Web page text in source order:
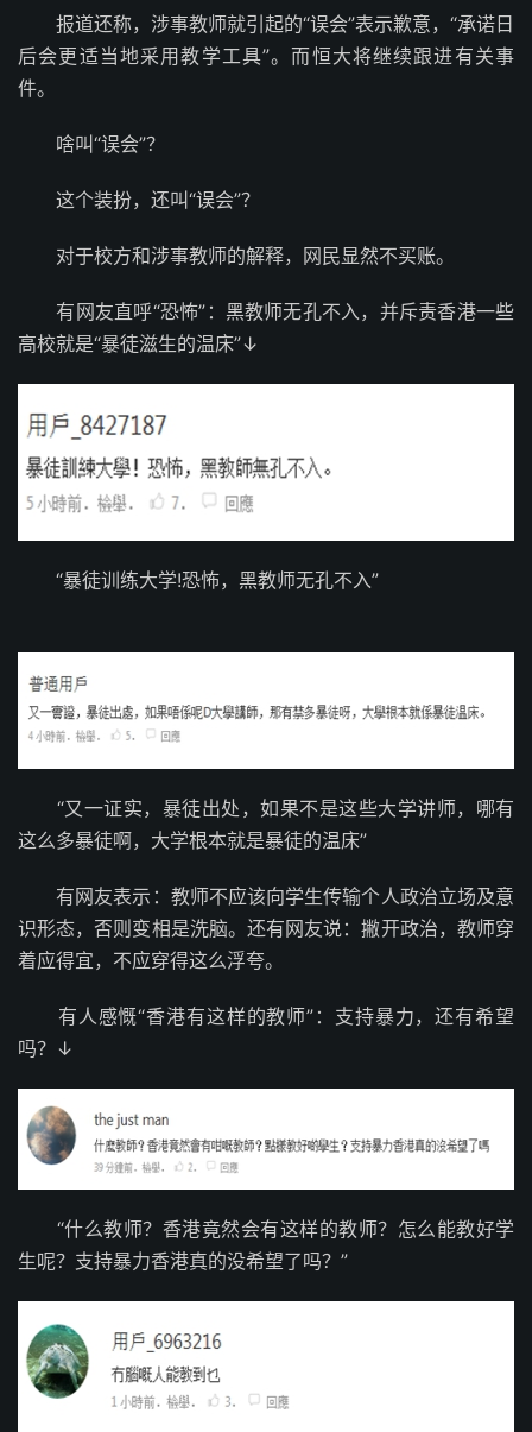
报道还称，涉事教师就引起的“误会”表示歉意，“承诺日
后会更适当地采用教学工具”。而恒大将继续跟进有关事
件。
啥叫“误会”？
这个装扮，还叫“误会”？
对于校方和涉事教师的解释，网民显然不买账。
有网友直呼“恐怖”：黑教师无孔不入，并斥责香港一些
高校就是“暴徒滋生的温床”↓
“暴徒训练大学!恐怖，黑教师无孔不入”
“又一证实，暴徒出处，如果不是这些大学讲师，哪有
这么多暴徒啊，大学根本就是暴徒的温床”
有网友表示：教师不应该向学生传输个人政治立场及意
识形态，否则变相是洗脑。还有网友说：撇开政治，教师穿
着应得宜，不应穿得这么浮夸。
有人感慨“香港有这样的教师”：支持暴力，还有希望
吗？↓
“什么教师？香港竟然会有这样的教师？怎么能教好学
生呢？支持暴力香港真的没希望了吗？”